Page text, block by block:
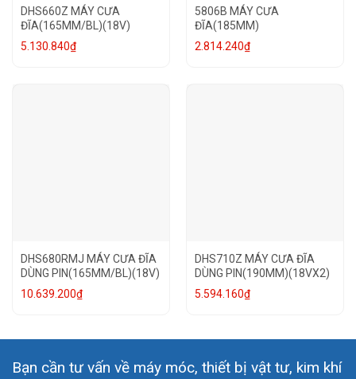
DHS660Z MÁY CƯA
ĐĨA(165MM/BL)(18V)
5.130.840₫
5806B MÁY CƯA
ĐĨA(185MM)
2.814.240₫
DHS680RMJ MÁY CƯA ĐĨA
DÙNG PIN(165MM/BL)(18V)
10.639.200₫
DHS710Z MÁY CƯA ĐĨA
DÙNG PIN(190MM)(18VX2)
5.594.160₫
Bạn cần tư vấn về máy móc, thiết bị vật tư, kim khí